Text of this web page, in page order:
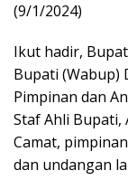
(9/1/2024)
Ikut hadir,
Bupati (Wabup)
Pimpinan dan
Staf Ahli Bupati,
Camat,
dan undangan